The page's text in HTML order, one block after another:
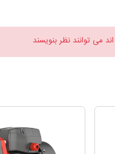
می توانند نظر بنویسند